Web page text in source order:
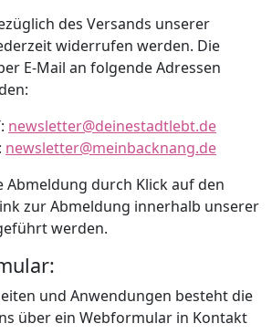
des Versands unserer
widerrufen werden. Die
E-Mail an folgende Adressen
newsletter@deinestadtlebt.de
newsletter@meinbacknang.de
Abmeldung durch Klick auf den
zur Abmeldung innerhalb unserer
werden.
und Anwendungen besteht die
über ein Webformular in Kontakt